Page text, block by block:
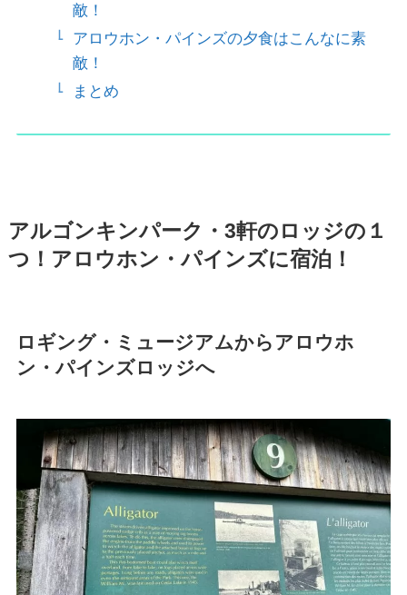
敵！
アロウホン・パインズの夕食はこんなに素
敵！
まとめ
アルゴンキンパーク・3軒のロッジの１
つ！アロウホン・パインズに宿泊！
ロギング・ミュージアムからアロウホ
ン・パインズロッジへ